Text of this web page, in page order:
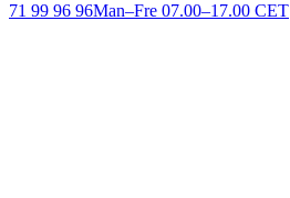
71 99 96 96Man–Fre 07.00–17.00 CET